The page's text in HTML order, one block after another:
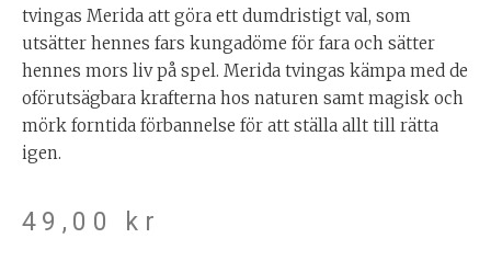
tvingas Merida att göra ett dumdristigt val, som
utsätter hennes fars kungadöme för fara och sätter
hennes mors liv på spel. Merida tvingas kämpa med de
oförutsägbara krafterna hos naturen samt magisk och
mörk forntida förbannelse för att ställa allt till rätta
igen.
49,00 kr